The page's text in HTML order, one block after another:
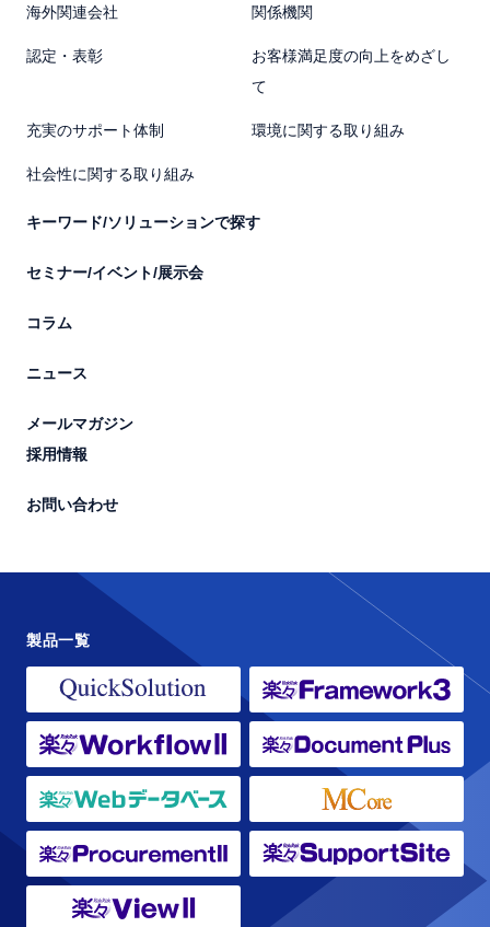
海外関連会社 関係機関
認定・表彰
お客様満足度の向上をめざし
て
充実のサポート体制 環境に関する取り組み
社会性に関する取り組み
キーワード/ソリューションで探す
セミナー/イベント/展示会
コラム
ニュース
メールマガジン
採用情報
お問い合わせ
製品一覧